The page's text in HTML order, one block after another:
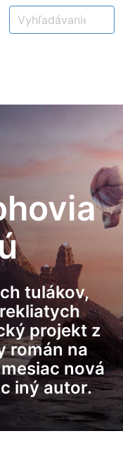
tulákov,
projekt z
román na
nová
iný autor.